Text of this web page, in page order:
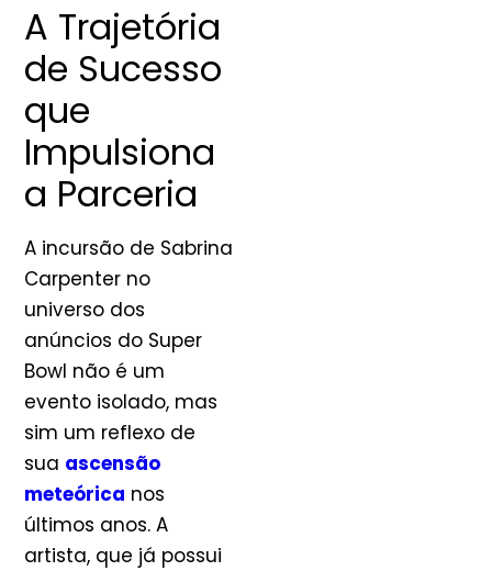
A Trajetória
de Sucesso
que
Impulsiona
a Parceria
A incursão de Sabrina
Carpenter no
universo dos
anúncios do Super
Bowl não é um
evento isolado, mas
sim um reflexo de
sua ascensão
meteórica nos
últimos anos. A
artista, que já possui